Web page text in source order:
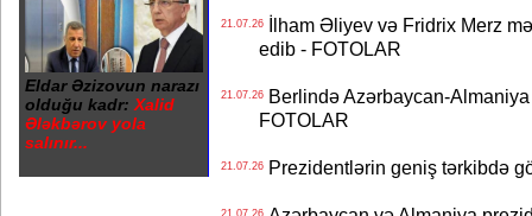
Eldar Əzizovun narazı
olduğu kadr: Xalid
Ələkbərov yola
salınır...
21.07.26İlham Əliyev və Fridrix Merz
edib - FOTOLAR
21.07.26Berlində Azərbaycan-Almaniya
FOTOLAR
21.07.26Prezidentlərin geniş tərkibdə
21.07.26